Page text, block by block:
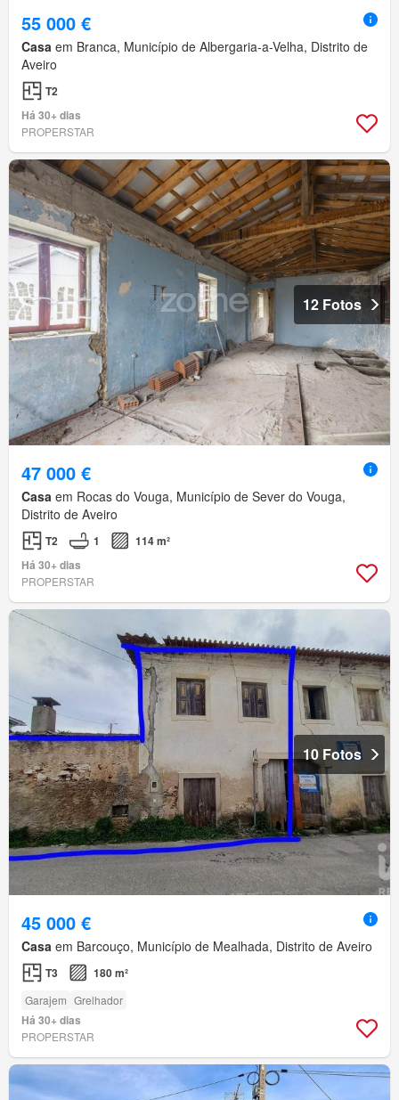
55 000 €
Casa em Branca, Município de Albergaria-a-Velha, Distrito de
Aveiro
T2
Há 30+ dias
PROPERSTAR
12 Fotos
47 000 €
Casa em Rocas do Vouga, Município de Sever do Vouga,
Distrito de Aveiro
T2 1
114 m²
Há 30+ dias
PROPERSTAR
10 Fotos
45 000 €
Casa em Barcouço, Município de Mealhada, Distrito de Aveiro
T3 180 m²
Garajem Grelhador
Há 30+ dias
PROPERSTAR